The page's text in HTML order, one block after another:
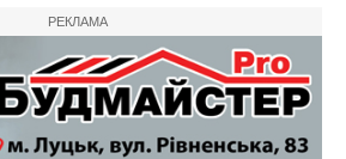
РЕКЛАМА